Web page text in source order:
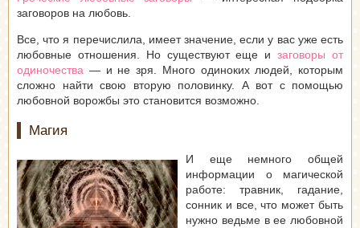
заговоров на любовь.
Все, что я перечислила, имеет значение, если у вас уже есть
любовные отношения. Но существуют еще изаговоры от
одиночества — и не зря. Много одиноких людей, которым
сложно найти свою вторую половинку. А вот с помощью
любовной ворожбы это становится возможно.
Магия
И еще немного общей
информации о магической
работе: травник, гадание,
сонник и все, что может быть
нужно ведьме в ее любовной